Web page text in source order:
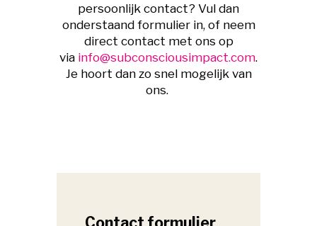
persoonlijk contact? Vul dan
onderstaand formulier in, of neem
direct contact met ons op
via info@subconsciousimpact.com.
Je hoort dan zo snel mogelijk van
ons.